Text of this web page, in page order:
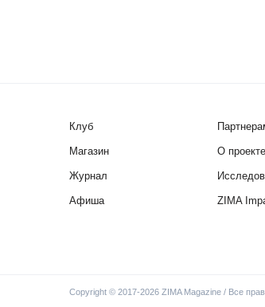
Клуб
Магазин
Журнал
Афиша
О проекте
ZIMA
Copyright © 2017-2026 ZIMA Magazine / Все